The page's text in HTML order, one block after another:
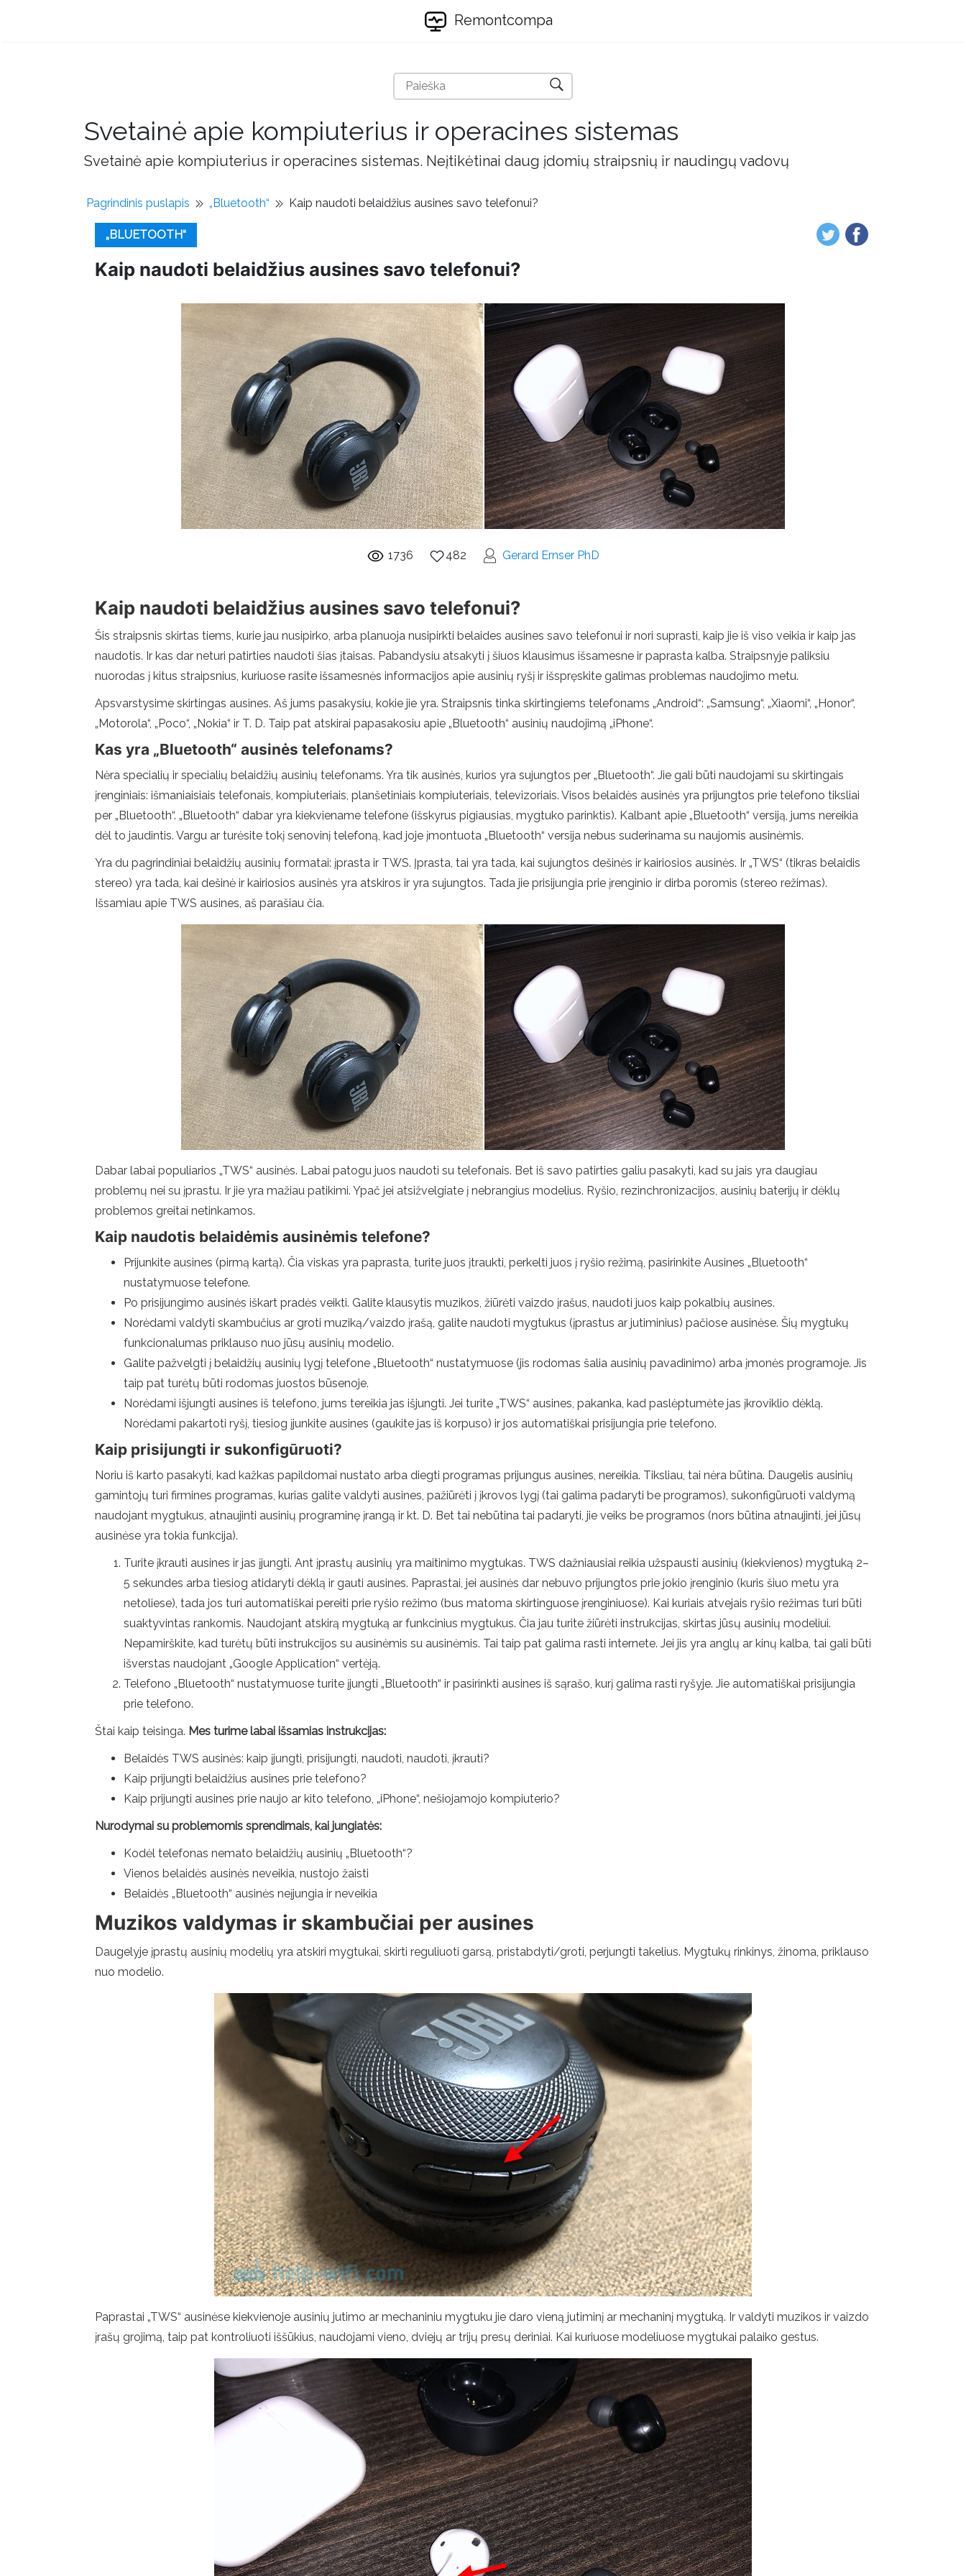
Remontcompa
Svetainė apie kompiuterius ir operacines sistemas
Svetainė apie kompiuterius ir operacines sistemas. Neįtikėtinai daug įdomių straipsnių ir naudingų vadovų
Pagrindinis puslapis „Bluetooth“ Kaip naudoti belaidžius ausines savo telefonui?
„BLUETOOTH“
Kaip naudoti belaidžius ausines savo telefonui?
1736 482 Gerard Ernser PhD
Kaip naudoti belaidžius ausines savo telefonui?
Šis straipsnis skirtas tiems, kurie jau nusipirko, arba planuoja nusipirkti belaides ausines savo telefonui ir nori suprasti, kaip jie iš viso veikia ir kaip jas
naudotis. Ir kas dar neturi patirties naudoti šias įtaisas. Pabandysiu atsakyti į šiuos klausimus išsamesne ir paprasta kalba. Straipsnyje paliksiu
nuorodas į kitus straipsnius, kuriuose rasite išsamesnės informacijos apie ausinių ryšį ir išspręskite galimas problemas naudojimo metu.
Apsvarstysime skirtingas ausines. Aš jums pasakysiu, kokie jie yra. Straipsnis tinka skirtingiems telefonams „Android“: „Samsung“, „Xiaomi“, „Honor“,
„Motorola“, „Poco“, „Nokia“ ir T. D. Taip pat atskirai papasakosiu apie „Bluetooth“ ausinių naudojimą „iPhone“.
Kas yra „Bluetooth“ ausinės telefonams?
Nėra specialių ir specialių belaidžių ausinių telefonams. Yra tik ausinės, kurios yra sujungtos per „Bluetooth“. Jie gali būti naudojami su skirtingais
įrenginiais: išmaniaisiais telefonais, kompiuteriais, planšetiniais kompiuteriais, televizoriais. Visos belaidės ausinės yra prijungtos prie telefono tiksliai
per „Bluetooth“. „Bluetooth“ dabar yra kiekviename telefone (išskyrus pigiausias, mygtuko parinktis). Kalbant apie „Bluetooth“ versiją, jums nereikia
dėl to jaudintis. Vargu ar turėsite tokį senovinį telefoną, kad joje įmontuota „Bluetooth“ versija nebus suderinama su naujomis ausinėmis.
Yra du pagrindiniai belaidžių ausinių formatai: įprasta ir TWS. Įprasta, tai yra tada, kai sujungtos dešinės ir kairiosios ausinės. Ir „TWS“ (tikras belaidis
stereo) yra tada, kai dešinė ir kairiosios ausinės yra atskiros ir yra sujungtos. Tada jie prisijungia prie įrenginio ir dirba poromis (stereo režimas).
Išsamiau apie TWS ausines, aš parašiau čia.
Dabar labai populiarios „TWS“ ausinės. Labai patogu juos naudoti su telefonais. Bet iš savo patirties galiu pasakyti, kad su jais yra daugiau
problemų nei su įprastu. Ir jie yra mažiau patikimi. Ypač jei atsižvelgiate į nebrangius modelius. Ryšio, rezinchronizacijos, ausinių baterijų ir dėklų
problemos greitai netinkamos.
Kaip naudotis belaidėmis ausinėmis telefone?
Prijunkite ausines (pirmą kartą). Čia viskas yra paprasta, turite juos įtraukti, perkelti juos į ryšio režimą, pasirinkite Ausines „Bluetooth“
nustatymuose telefone.
Po prisijungimo ausinės iškart pradės veikti. Galite klausytis muzikos, žiūrėti vaizdo įrašus, naudoti juos kaip pokalbių ausines.
Norėdami valdyti skambučius ar groti muziką/vaizdo įrašą, galite naudoti mygtukus (įprastus ar jutiminius) pačiose ausinėse. Šių mygtukų
funkcionalumas priklauso nuo jūsų ausinių modelio.
Galite pažvelgti į belaidžių ausinių lygį telefone „Bluetooth“ nustatymuose (jis rodomas šalia ausinių pavadinimo) arba įmonės programoje. Jis
taip pat turėtų būti rodomas juostos būsenoje.
Norėdami išjungti ausines iš telefono, jums tereikia jas išjungti. Jei turite „TWS“ ausines, pakanka, kad paslėptumėte jas įkroviklio dėklą.
Norėdami pakartoti ryšį, tiesiog įjunkite ausines (gaukite jas iš korpuso) ir jos automatiškai prisijungia prie telefono.
Kaip prisijungti ir sukonfigūruoti?
Noriu iš karto pasakyti, kad kažkas papildomai nustato arba diegti programas prijungus ausines, nereikia. Tiksliau, tai nėra būtina. Daugelis ausinių
gamintojų turi firmines programas, kurias galite valdyti ausines, pažiūrėti į įkrovos lygį (tai galima padaryti be programos), sukonfigūruoti valdymą
naudojant mygtukus, atnaujinti ausinių programinę įrangą ir kt. D. Bet tai nebūtina tai padaryti, jie veiks be programos (nors būtina atnaujinti, jei jūsų
ausinėse yra tokia funkcija).
Turite įkrauti ausines ir jas įjungti. Ant įprastų ausinių yra maitinimo mygtukas. TWS dažniausiai reikia užspausti ausinių (kiekvienos) mygtuką 2–
5 sekundes arba tiesiog atidaryti dėklą ir gauti ausines. Paprastai, jei ausinės dar nebuvo prijungtos prie jokio įrenginio (kuris šiuo metu yra
netoliese), tada jos turi automatiškai pereiti prie ryšio režimo (bus matoma skirtinguose įrenginiuose). Kai kuriais atvejais ryšio režimas turi būti
suaktyvintas rankomis. Naudojant atskirą mygtuką ar funkcinius mygtukus. Čia jau turite žiūrėti instrukcijas, skirtas jūsų ausinių modeliui.
Nepamirškite, kad turėtų būti instrukcijos su ausinėmis su ausinėmis. Tai taip pat galima rasti internete. Jei jis yra anglų ar kinų kalba, tai gali būti
išverstas naudojant „Google Application“ vertėją.
Telefono „Bluetooth“ nustatymuose turite įjungti „Bluetooth“ ir pasirinkti ausines iš sąrašo, kurį galima rasti ryšyje. Jie automatiškai prisijungia
prie telefono.
Štai kaip teisinga. Mes turime labai išsamias instrukcijas:
Belaidės TWS ausinės: kaip įjungti, prisijungti, naudoti, naudoti, įkrauti?
Kaip prijungti belaidžius ausines prie telefono?
Kaip prijungti ausines prie naujo ar kito telefono, „iPhone“, nešiojamojo kompiuterio?
Nurodymai su problemomis sprendimais, kai jungiatės:
Kodėl telefonas nemato belaidžių ausinių „Bluetooth“?
Vienos belaidės ausinės neveikia, nustojo žaisti
Belaidės „Bluetooth“ ausinės neįjungia ir neveikia
Muzikos valdymas ir skambučiai per ausines
Daugelyje įprastų ausinių modelių yra atskiri mygtukai, skirti reguliuoti garsą, pristabdyti/groti, perjungti takelius. Mygtukų rinkinys, žinoma, priklauso
nuo modelio.
Paprastai „TWS“ ausinėse kiekvienoje ausinių jutimo ar mechaniniu mygtuku jie daro vieną jutiminį ar mechaninį mygtuką. Ir valdyti muzikos ir vaizdo
įrašų grojimą, taip pat kontroliuoti iššūkius, naudojami vieno, dviejų ar trijų presų deriniai. Kai kuriuose modeliuose mygtukai palaiko gestus.